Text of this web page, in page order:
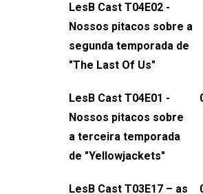
e-mail para
não esqueça de visitar nosso
sociais:Twitter: ⁠⁠⁠⁠@lesbout_br⁠⁠⁠⁠
do LesB Cast:Apresentação de
Karolen Passos
(⁠⁠⁠⁠⁠⁠@KarolenPassos⁠⁠⁠⁠⁠⁠)Participação
Pollyelly FlorêncioEdição de
LesB Cast T04E02 -
Nossos pitacos sobre a
segunda temporada de
"The Last Of Us"
LesB Cast T04E01 -
Nossos pitacos sobre
a terceira temporada
de "Yellowjackets"
LesB Cast T03E17 – as